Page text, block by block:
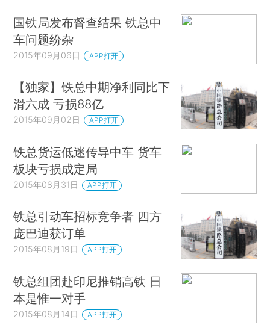
国铁局发布督查结果 铁总中
车问题纷杂
2015年09月06日 APP打开
【独家】铁总中期净利同比下
滑六成 亏损88亿
2015年09月02日 APP打开
铁总货运低迷传导中车 货车
板块亏损成定局
2015年08月31日 APP打开
铁总引动车招标竞争者 四方
庞巴迪获订单
2015年08月19日 APP打开
铁总组团赴印尼推销高铁 日
本是惟一对手
2015年08月14日 APP打开